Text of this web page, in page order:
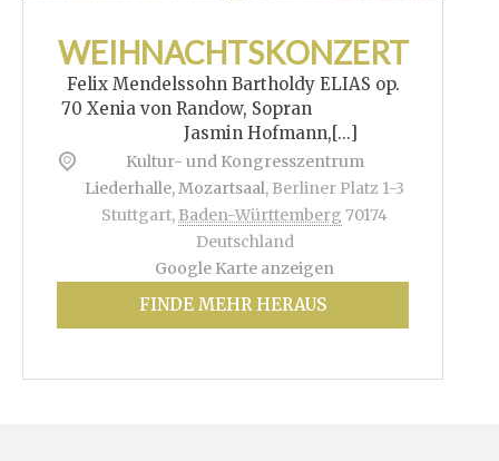
WEIHNACHTSKONZERT
Felix Mendelssohn Bartholdy ELIAS op.
70 Xenia von Randow, Sopran
Jasmin Hofmann,[...]
Kultur- und Kongresszentrum
Liederhalle, Mozartsaal, Berliner Platz 1-3
Stuttgart, Baden-Württemberg 70174
Deutschland
Google Karte anzeigen
FINDE MEHR HERAUS